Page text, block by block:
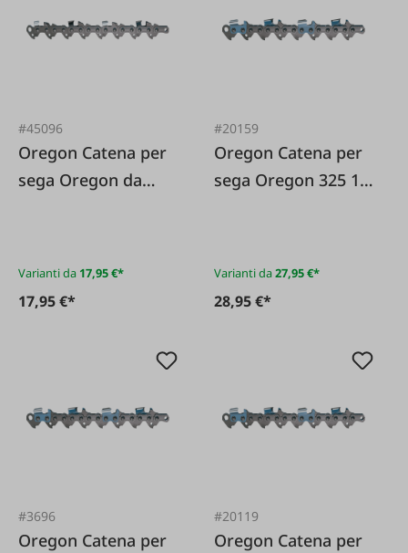
#45096
Oregon Catena per
sega Oregon da
Varianti da 17,95 €*
17,95 €*
#20159
Oregon Catena per
sega Oregon 325 1 3
Varianti da27,95 €*
28,95 €*
#3696
Oregon Catena per
#20119
Oregon Catena per